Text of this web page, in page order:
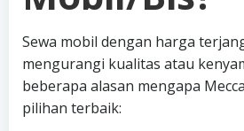
Sewa mobil dengan harga
mengurangi kualitas atau
beberapa alasan mengapa
pilihan terbaik: